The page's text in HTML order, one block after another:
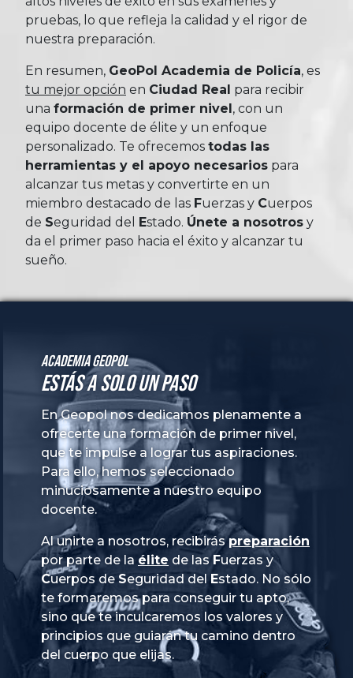
pruebas, lo que refleja la calidad y el rigor de
nuestra preparación.
En resumen, GeoPol Academia de Policía, es
tu mejor opción en Ciudad Real para recibir
una formación de primer nivel , con un
equipo docente de élite y un enfoque
personalizado. Te ofrecemos todas las
herramientas y el apoyo necesarios para
alcanzar tus metas y convertirte en un
miembro destacado de las
Fuerzas y
Cuerpos
de
Seguridad del Estado. Únete a nosotros y
da el primer paso hacia el éxito y alcanzar tu
sueño.
Academia GeoPol
Estás a solo un paso
En Geopol nos dedicamos plenamente a
ofrecerte una formación de primer nivel,
que te impulse a lograr tus aspiraciones.
Para ello, hemos seleccionado
minuciosamente a nuestro equipo
docente.
Al unirte a nosotros, recibiráspreparación
por parte de la élite de las Fuerzas y
Cuerpos de Seguridad del Estado. No sólo
te formaremos para conseguir tu apto,
sino que te inculcaremos los valores y
principios que guiarán tu camino dentro
del cuerpo que elijas.